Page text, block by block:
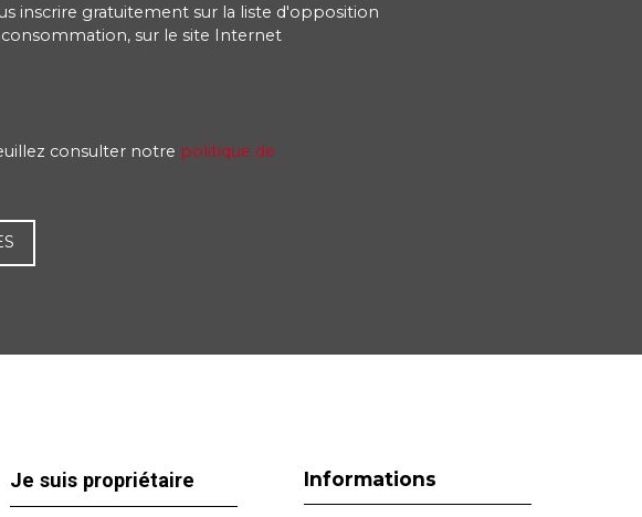
inscrire gratuitement sur la liste d'opposition
sur le site Internet
consulter notre politique de
Je suis propriétaire Informations